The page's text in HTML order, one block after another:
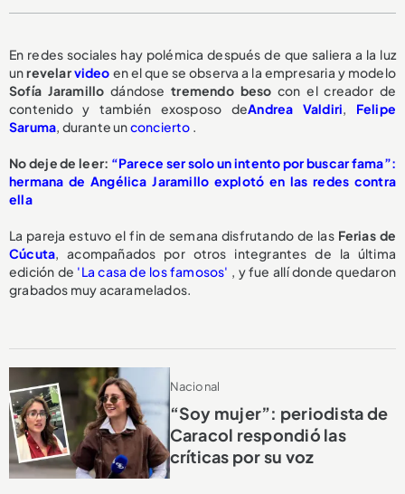
En redes sociales hay polémica después de que saliera a la luz
unrevelarvideo en el que se observa a la empresaria y modelo
Sofía Jaramillo dándosetremendo besocon el creador de
contenido y también exosposo deAndrea Valdiri, Felipe
Saruma, durante unconcierto .
No deje de leer: “Parece ser solo un intento por buscar fama”:
hermana de Angélica Jaramillo explotó en las redes contra
ella
La pareja estuvo el fin de semana disfrutando de las Ferias de
Cúcuta, acompañados por otros integrantes de la última
edición de 'La casa de los famosos' , y fue allí donde quedaron
grabados muy acaramelados.
Nacional
“Soy mujer”: periodista de
Caracol respondió las
críticas por su voz